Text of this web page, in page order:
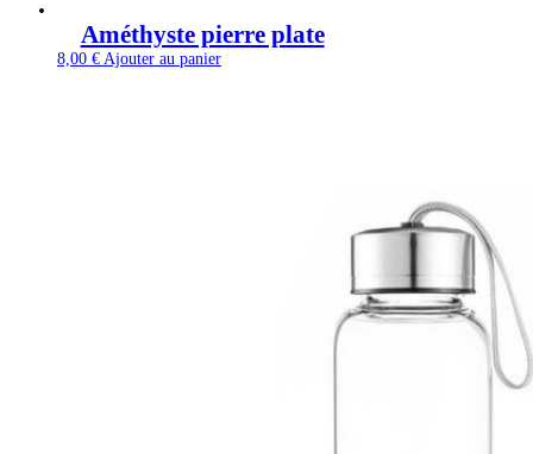
Améthyste pierre plate
8,00 € Ajouter au panier